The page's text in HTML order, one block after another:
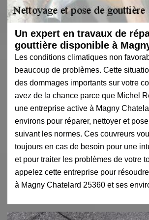
Un expert en travaux de
gouttière disponible à
Les conditions climatiques non
beaucoup de problèmes. Cette
des dommages importants sur votre
avez de la chance parce que Michel
une entreprise active à Magny
environs pour réparer, nettoyer et
suivant les normes. Ces couvreurs
toujours en cas de besoin pour une
et pour traiter les problèmes de votre
appelez cette entreprise pour
à Magny Chatelard 25360 et ses